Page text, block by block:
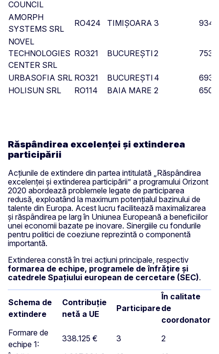
COUNCIL
AMORPH
SYSTEMS SRL
RO424 TIMIȘOARA 3
NOVEL
TECHNOLOGIES
CENTER SRL
RO321 BUCUREȘTI2
URBASOFIA SRL RO321 BUCUREȘTI 4
HOLISUN SRL
RO114 BAIA MARE 2
Răspândirea excelenței și extinderea
participării
Acțiunile de extindere din partea intitulată „Răspândirea
excelenței și extinderea participării” a programului Orizont
2020 abordează problemele legate de participarea
redusă, exploatând la maximum potențialul bazinului de
talente din Europa. Acest lucru facilitează maximalizarea
și răspândirea pe larg în Uniunea Europeană a beneficiilor
unei economii bazate pe inovare. Sinergiile cu fondurile
pentru politici de coeziune reprezintă o componentă
importantă.
Extinderea constă în trei acțiuni principale, respectiv
formarea de echipe, programele de înfrățire și
catedrele Spațiului european de cercetare (SEC).
Schema de
extindere
Contribuție
netă a UE
Participare
În calitate
de
coordonator
Formare de
echipe 1:
338.125 € 3
2